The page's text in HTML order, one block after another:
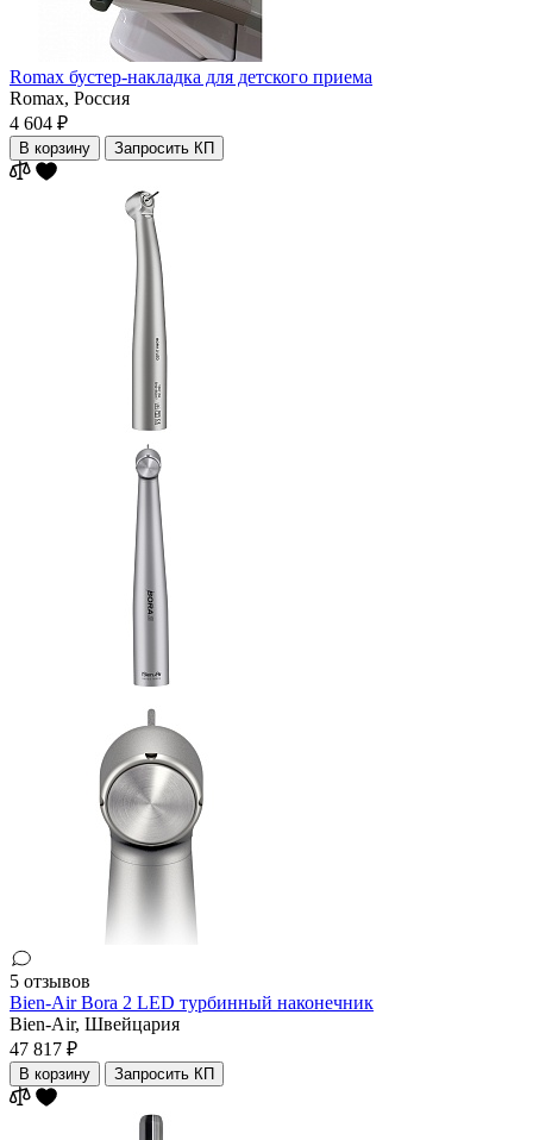
Romax бустер-накладка для детского приема
Romax, Россия
4 604 ₽
В корзину Запросить КП
5 отзывов
Bien-Air Bora 2 LED турбинный наконечник
Bien-Air, Швейцария
47 817 ₽
В корзину Запросить КП